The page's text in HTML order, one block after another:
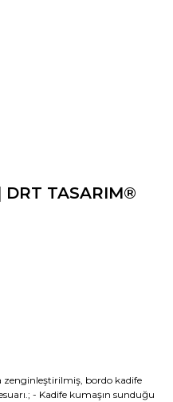
DRT TASARIM®
zenginleştirilmiş, bordo kadife
- Kadife kumaşın sunduğu